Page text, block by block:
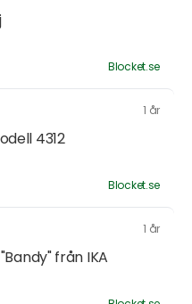
Blocket.se
1 år
4312
Blocket.se
1 år
från IKA